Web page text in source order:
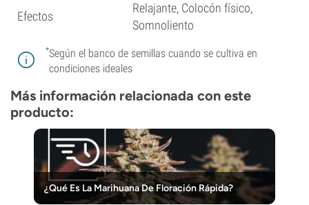
Efectos
Relajante, Colocón físico,
Somnoliento
*Según el banco de semillas cuando se cultiva en
condiciones ideales
Más información relacionada con este
producto:
¿Qué Es La Marihuana De Floración Rápida?